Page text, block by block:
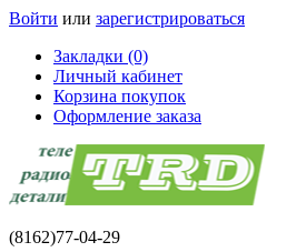
Войти или зарегистрироваться
Закладки (0)
Личный кабинет
Корзина покупок
Оформление заказа
(8162)77-04-29